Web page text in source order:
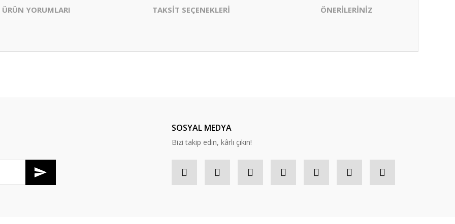
ÜRÜN YORUMLARI TAKSİT SEÇENEKLERİ ÖNERİLERİNİZ
SOSYAL MEDYA
Bizi takip edin, kârlı çıkın!